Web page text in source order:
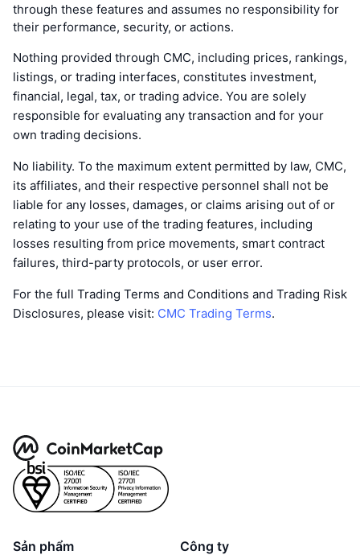
through these features and assumes no responsibility for
their performance, security, or actions.
Nothing provided through CMC, including prices, rankings,
listings, or trading interfaces, constitutes investment,
financial, legal, tax, or trading advice. You are solely
responsible for evaluating any transaction and for your
own trading decisions.
No liability. To the maximum extent permitted by law, CMC,
its affiliates, and their respective personnel shall not be
liable for any losses, damages, or claims arising out of or
relating to your use of the trading features, including
losses resulting from price movements, smart contract
failures, third-party protocols, or user error.
For the full Trading Terms and Conditions and Trading Risk
Disclosures, please visit: CMC Trading Terms.
Sản phẩm Công ty